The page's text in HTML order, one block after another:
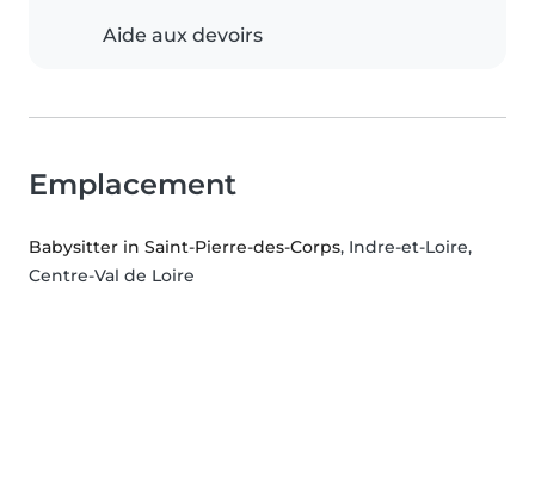
Aide aux devoirs
Emplacement
Babysitter in Saint-Pierre-des-Corps, Indre-et-Loire,
Centre-Val de Loire